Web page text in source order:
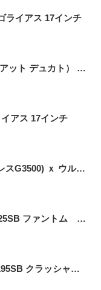
ライアス 17インチ
デスレフ マジックエディション（フィアット デュカト） × ウルトラ 450 トイル 16インチ
アス 17インチ
ロードトレック190(シボレーエクスプレスG3500) ｘ ウルトラ164 ポリッシュ 16インチ
GMC ユーコンデナリ × ウルトラ 225SB ファントム 17インチ
フォード F-150 ラプター ｘ ウルトラ 195SB クラッシャー 17インチ